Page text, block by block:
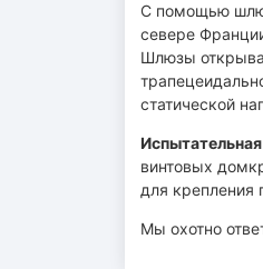
С помощью
севере
Шлюзы
статической
винтовых
для крепления
Мы охотно